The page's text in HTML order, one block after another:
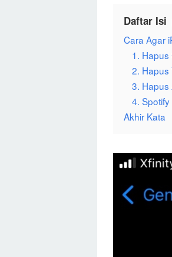
Daftar Isi
Cara Agar
1. Hapus
2. Hapus
3. Hapus
4. Spotify
Akhir Kata